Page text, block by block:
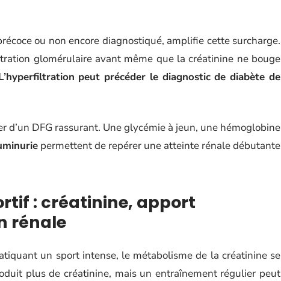
ou non encore diagnostiqué, amplifie cette surcharge.
glomérulaire avant même que la créatinine ne bouge
peut précéder le diagnostic de diabète de
d’un DFG rassurant. Une glycémie à jeun, une hémoglobine
permettent de repérer une atteinte rénale débutante
: créatinine, apport
rénale
un sport intense, le métabolisme de la créatinine se
plus de créatinine, mais un entraînement régulier peut